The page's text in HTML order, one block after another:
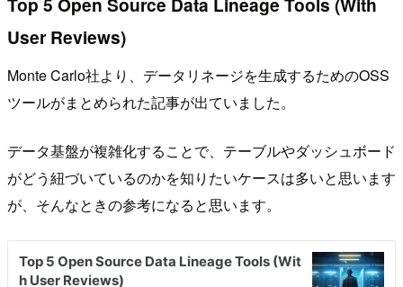
User Reviews)
Monte Carlo社より、データリネージを生成するためのOSS
ツールがまとめられた記事が出ていました。
データ基盤が複雑化することで、テーブルやダッシュボード
がどう紐づいているのかを知りたいケースは多いと思います
が、そんなときの参考になると思います。